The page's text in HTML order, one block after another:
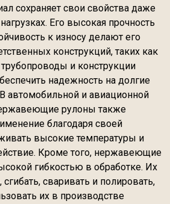
сохраняет свои свойства даже
Его высокая прочность
к износу делают его
конструкций, таких как
и конструкции
надежность на долгие
автомобильной и авиационной
рулоны также
благодаря своей
высокие температуры и
Кроме того, нержавеющие
гибкостью в обработке. Их
сваривать и полировать,
их в производстве